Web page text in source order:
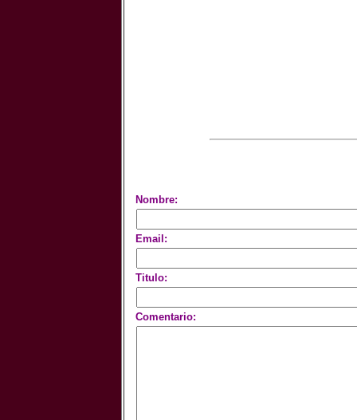
Nombre:
Email:
Titulo:
Comentario: